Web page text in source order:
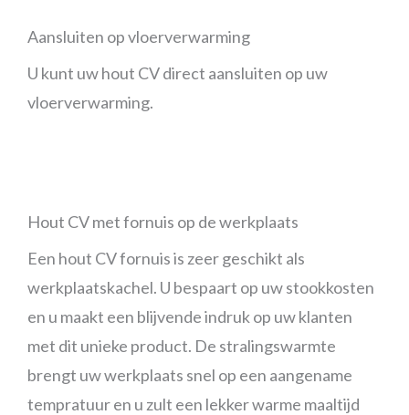
Aansluiten op vloerverwarming
U kunt uw hout CV direct aansluiten op uw
vloerverwarming.
Hout CV met fornuis op de werkplaats
Een hout CV fornuis is zeer geschikt als
werkplaatskachel. U bespaart op uw stookkosten
en u maakt een blijvende indruk op uw klanten
met dit unieke product. De stralingswarmte
brengt uw werkplaats snel op een aangename
tempratuur en u zult een lekker warme maaltijd